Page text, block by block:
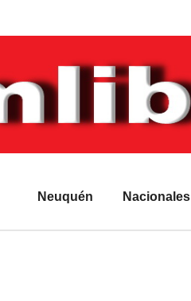
Neuquén Nacionales